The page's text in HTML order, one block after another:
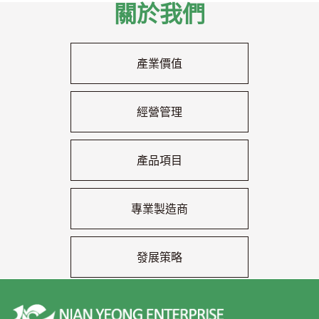
關於我們
產業價值
經營管理
產品項目
專業製造商
發展策略